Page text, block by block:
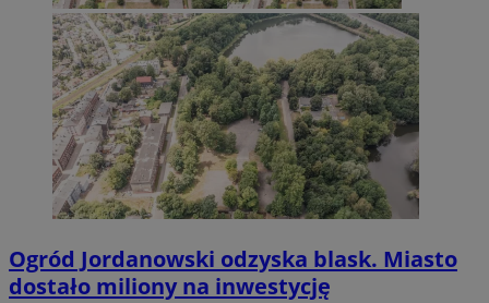
Ogród Jordanowski odzyska blask. Miasto
dostało miliony na inwestycję